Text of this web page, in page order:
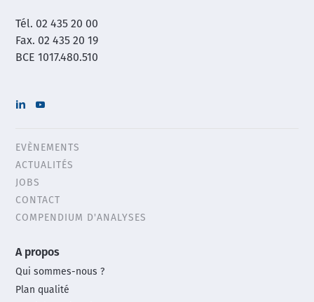
Tél. 02 435 20 00
Fax. 02 435 20 19
BCE 1017.480.510
Header
menu
EVÈNEMENTS
ACTUALITÉS
JOBS
CONTACT
COMPENDIUM D'ANALYSES
footer
menu
A propos
Qui sommes-nous ?
Plan qualité